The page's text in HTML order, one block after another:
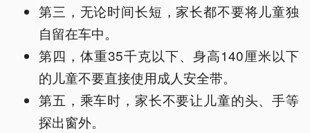
第三，无论时间长短，家长都不要将儿童独
自留在车中。
第四，体重35千克以下、身高140厘米以下
的儿童不要直接使用成人安全带。
第五，乘车时，家长不要让儿童的头、手等
探出窗外。